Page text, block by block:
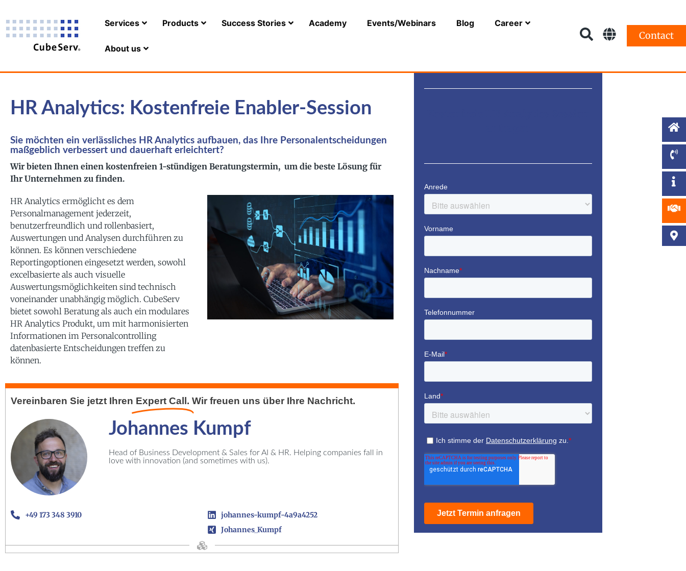
Services Products Success Stories Academy Events/Webinars Blog Career
About us
Contact
HR Analytics: Kostenfreie Enabler-Session
Sie möchten ein verlässliches HR Analytics aufbauen, das Ihre Personalentscheidungen
maßgeblich verbessert und dauerhaft erleichtert?
Wir bieten Ihnen einen kostenfreien 1-stündigen Beratungstermin, um die beste Lösung für
Ihr Unternehmen zu finden.
HR Analytics ermöglicht es dem
Personalmanagement jederzeit,
benutzerfreundlich und rollenbasiert,
Auswertungen und Analysen durchführen zu
können. Es können verschiedene
Reportingoptionen eingesetzt werden, sowohl
excelbasierte als auch visuelle
Auswertungsmöglichkeiten sind technisch
voneinander unabhängig möglich. CubeServ
bietet sowohl Beratung als auch ein modulares
HR Analytics Produkt, um mit harmonisierten
Informationen im Personalcontrolling
datenbasierte Entscheidungen treffen zu
können.
Vereinbaren Sie jetzt Ihren Expert Call. Wir freuen uns über Ihre Nachricht.
Johannes Kumpf
Head of Business Development & Sales for AI & HR. Helping companies fall in
love with innovation (and sometimes with us).
+49 173 348 3910
johannes-kumpf-4a9a4252
Johannes_Kumpf